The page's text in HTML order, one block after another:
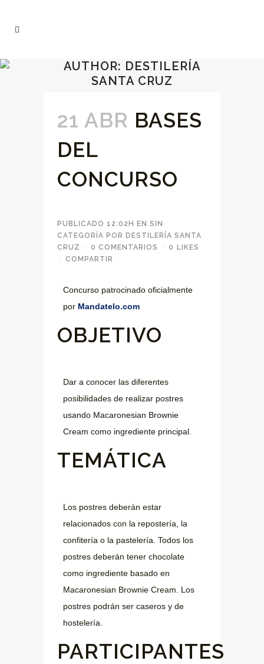
AUTHOR: DESTILERÍA
SANTA CRUZ
21 ABR BASES
DEL
CONCURSO
PUBLICADO 12:02H EN SIN
CATEGORÍA POR DESTILERÍA SANTA
CRUZ
0 COMENTARIOS 0
LIKES
COMPARTIR
Concurso patrocinado oficialmente
por Mandatelo.com
OBJETIVO
Dar a conocer las diferentes
posibilidades de realizar postres
usando Macaronesian Brownie
Cream como ingrediente principal.
TEMÁTICA
Los postres deberán estar
relacionados con la repostería, la
confitería o la pastelería. Todos los
postres deberán tener chocolate
como ingrediente basado en
Macaronesian Brownie Cream. Los
postres podrán ser caseros y de
hostelería.
PARTICIPANTES